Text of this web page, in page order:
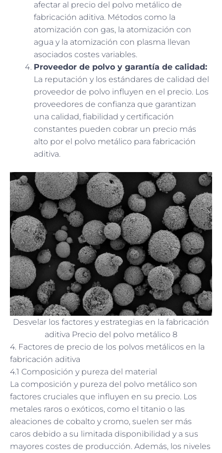
afectar al precio del polvo metálico de
fabricación aditiva. Métodos como la
atomización con gas, la atomización con
agua y la atomización con plasma llevan
asociados costes variables.
Proveedor de polvo y garantía de calidad:
La reputación y los estándares de calidad del
proveedor de polvo influyen en el precio. Los
proveedores de confianza que garantizan
una calidad, fiabilidad y certificación
constantes pueden cobrar un precio más
alto por el polvo metálico para fabricación
aditiva.
Desvelar los factores y estrategias en la fabricación
aditiva Precio del polvo metálico 8
4. Factores de precio de los polvos metálicos en la
fabricación aditiva
4.1 Composición y pureza del material
La composición y pureza del polvo metálico son
factores cruciales que influyen en su precio. Los
metales raros o exóticos, como el titanio o las
aleaciones de cobalto y cromo, suelen ser más
caros debido a su limitada disponibilidad y a sus
mayores costes de producción. Además, los niveles